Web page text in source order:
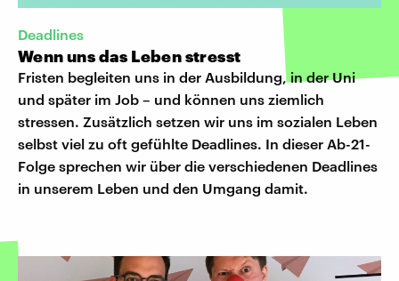
Deadlines
Wenn uns das Leben stresst
Fristen begleiten uns in der Ausbildung, in der Uni
und später im Job – und können uns ziemlich
stressen. Zusätzlich setzen wir uns im sozialen Leben
selbst viel zu oft gefühlte Deadlines. In dieser Ab-21-
Folge sprechen wir über die verschiedenen Deadlines
in unserem Leben und den Umgang damit.